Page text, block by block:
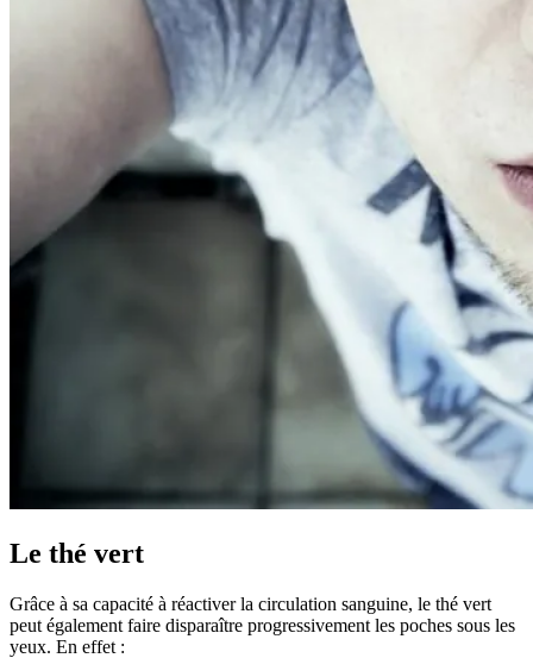
Le thé vert
Grâce à sa capacité à réactiver la circulation sanguine, le thé vert
peut également faire disparaître progressivement les poches sous les
yeux. En effet :